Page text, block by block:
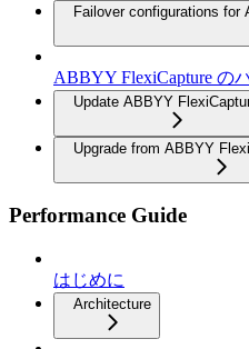
Failover configurations for
ABBYY FlexiCapture の
Update ABBYY
Upgrade from ABBYY
Performance Guide
はじめに
Architecture